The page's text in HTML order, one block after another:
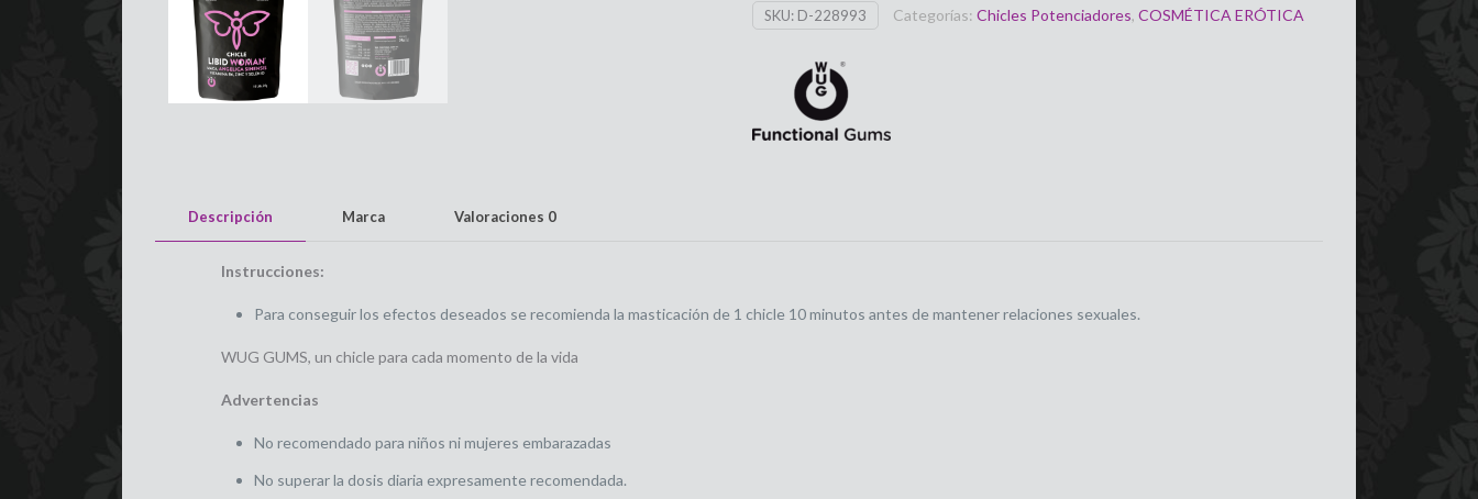
aumento
10
SKU: D-228993 Categorías: Chicles Potenciadores, COSMÉTICA ERÓTICA
Descripción Marca Valoraciones 0
Instrucciones:
Para conseguir los efectos deseados se recomienda la masticación de 1 chicle 10 minutos antes de mantener relaciones sexuales.
WUG GUMS, un chicle para cada momento de la vida
Advertencias
No recomendado para niños ni mujeres embarazadas
No superar la dosis diaria expresamente recomendada.